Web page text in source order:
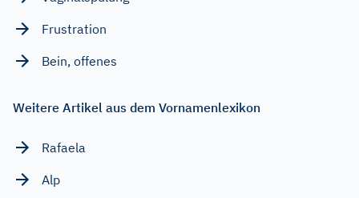
Frustration
Bein, offenes
Weitere Artikel aus dem Vornamenlexikon
Rafaela
Alp